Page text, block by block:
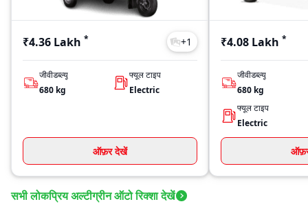
₹4.36 Lakh * +1
जीवीडब्ल्यू
680 kg
फ्यूल टाइप
Electric
ऑफ़र देखें
₹4.08 Lakh *
जीवीडब्ल्यू
680 kg
फ्यूल टाइप
Electric
सभी लोकप्रिय अल्टीग्रीन ऑटो रिक्शा देखें